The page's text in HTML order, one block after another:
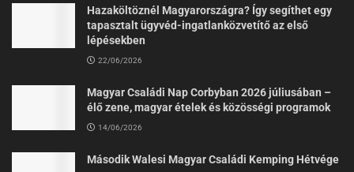
Hazaköltöznél Magyarországra? Így segíthet egy
tapasztalt ügyvéd-ingatlanközvetítő az első
lépésekben
22/06/2026
Magyar Családi Nap Corbyban 2026 júliusában –
élő zene, magyar ételek és közösségi programok
14/06/2026
Második Walesi Magyar Családi Kemping Hétvége